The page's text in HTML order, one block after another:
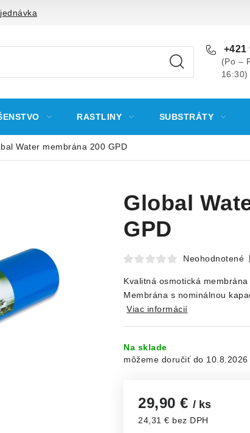
+421
(Po –
16:30)
RASTLINY SUBSTRÁTY
Water membrána 200 GPD
Global
GPD
Neohodnotené
Kvalitná osmotická
Membrána s nominálnou
Viac informácií
Na sklade
10.8.2026
29,90 € / ks
24,31 € bez DPH